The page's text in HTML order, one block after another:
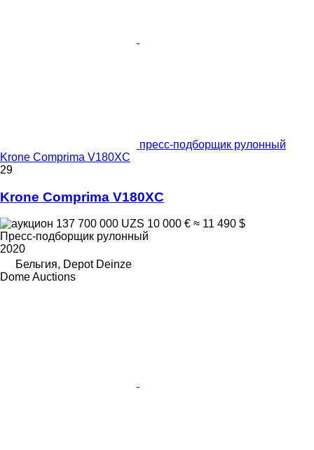
пресс-подборщик рулонный
Krone Comprima V180XC
29
Krone Comprima V180XC
137 700 000 UZS 10 000 € ≈ 11 490 $
Пресс-подборщик рулонный
2020
Бельгия, Depot Deinze
Dome Auctions